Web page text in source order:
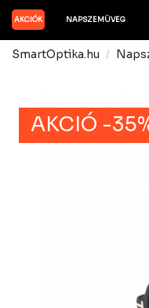
AKCIÓK NAPSZEMÜVEG
SmartOptika.hu
AKCIÓ -